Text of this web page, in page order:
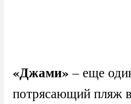
«Джами» – еще
потрясающий пляж